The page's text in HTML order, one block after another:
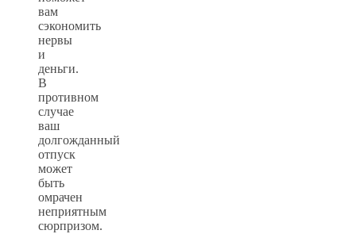
вам
сэкономить
нервы
и
деньги.
В
противном
случае
ваш
долгожданный
отпуск
может
быть
омрачен
неприятным
сюрпризом.